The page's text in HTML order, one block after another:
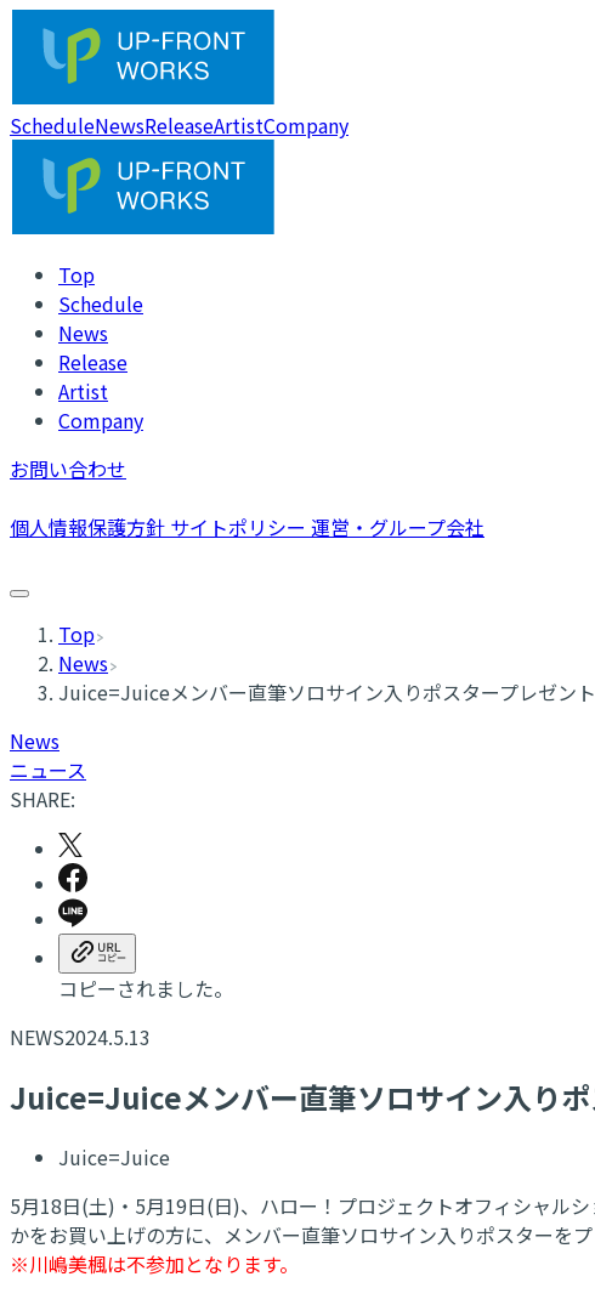
ScheduleNewsReleaseArtistCompany
Top
Schedule
News
Release
Artist
Company
お問い合わせ
個人情報保護方針 サイトポリシー 運営・グループ会社
Top
News
Juice=Juiceメンバー直筆ソロサイン入りポスタープレゼン
News
ニュース
SHARE:
コピーされました。
NEWS2024.5.13
Juice=Juiceメンバー直筆ソロサイン入り
Juice=Juice
5月18日(土)・5月19日(日)、ハロー！プロジェクトオフィシャル
かをお買い上げの方に、メンバー直筆ソロサイン入りポスターを
※川嶋美楓は不参加となります。